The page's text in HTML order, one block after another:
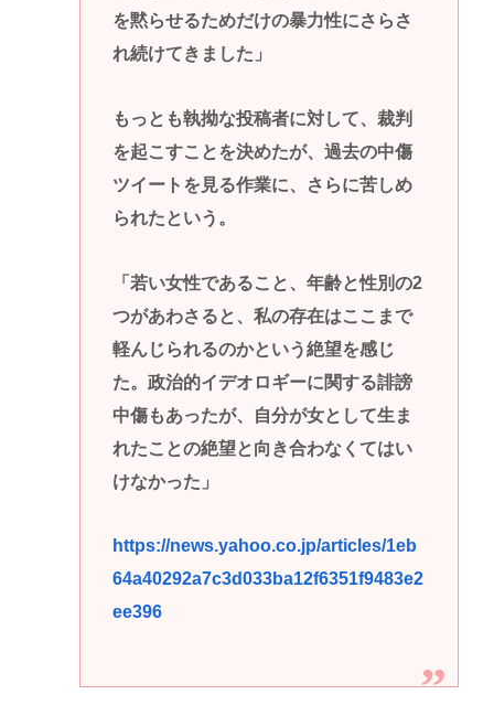
を黙らせるためだけの暴力性にさらさ
れ続けてきました」
もっとも執拗な投稿者に対して、裁判
を起こすことを決めたが、過去の中傷
ツイートを見る作業に、さらに苦しめ
られたという。
「若い女性であること、年齢と性別の2
つがあわさると、私の存在はここまで
軽んじられるのかという絶望を感じ
た。政治的イデオロギーに関する誹謗
中傷もあったが、自分が女として生ま
れたことの絶望と向き合わなくてはい
けなかった」
https://news.yahoo.co.jp/articles/1eb
64a40292a7c3d033ba12f6351f9483e2
ee396